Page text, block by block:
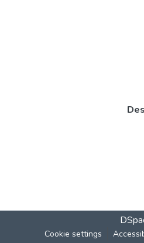
Cookie settings